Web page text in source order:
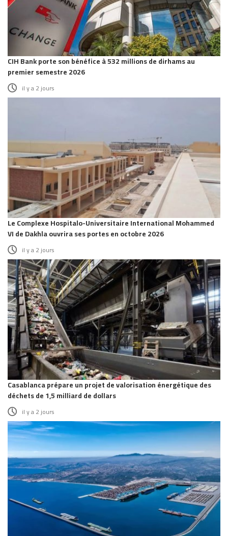
CIH Bank porte son bénéfice à 532 millions de dirhams au
premier semestre 2026
il y a 2 jours
Le Complexe Hospitalo-Universitaire International Mohammed
VI de Dakhla ouvrira ses portes en octobre 2026
il y a 2 jours
Casablanca prépare un projet de valorisation énergétique des
déchets de 1,5 milliard de dollars
il y a 2 jours